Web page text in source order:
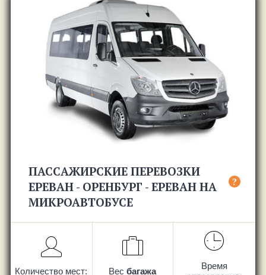
ПАССАЖИРСКИЕ ПЕРЕВОЗКИ
ЕРЕВАН - ОРЕНБУРГ - ЕРЕВАН НА
МИКРОАВТОБУСЕ
?
Количество мест:
Весбагажа
Время